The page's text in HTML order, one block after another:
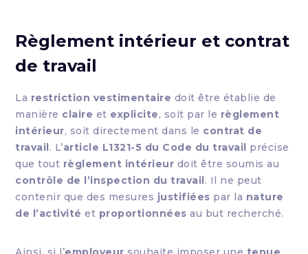
Règlement intérieur et contrat
de travail
La restriction vestimentaire doit être établie de
manière claire et explicite, soit par le règlement
intérieur, soit directement dans le contrat de
travail. L’article L1321-5 du Code du travail précise
que tout règlement intérieur doit être soumis au
contrôle de l’inspection du travail. Il ne peut
contenir que des mesures justifiées par la nature
de l’activité et proportionnées au but recherché.